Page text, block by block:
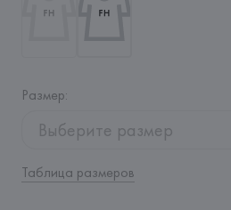
Размер:
Выберите размер
Таблица размеров